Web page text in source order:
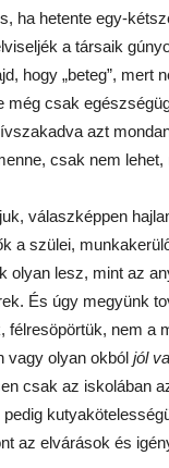
ha hetente egy-
a társaik
hogy „beteg”,
még csak
azt
csak nem
válaszképpen
a szülei,
olyan lesz, mint az
És úgy megyünk
félresöpörtük, nem a
vagy olyan okból jól
csak az iskolában
az elvárások és